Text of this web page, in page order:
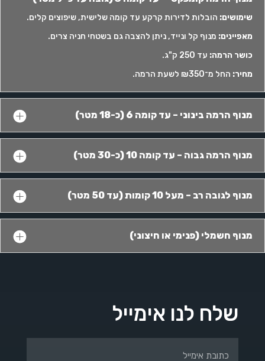
שימושים: הובלות לדירות קרקע עד קומה שלישית, שיפוצים קלים.
מאפיינים: מנוף קל ונייד, ניתן להצבה גם בשטחי חניה צרים.
כושר הרמה: עד 250 ק"ג.
מחיר: החל מ־₪350 לשעת הרמה.
מנוף הרמה בינוני – עד קומה 6 (כ-18 מטר)
מנוף הרמה גבוה – עד קומה 10 (כ-30 מטר)
מנוף לגובה רב – מעל 10 קומות (עד 50 מטר)
מנוף חשמלי (פנימי או חיצוני)
שלח לנו אימייל